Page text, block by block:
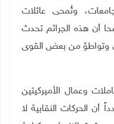
وتُمحى عائلات
أن هذه الجرائم تحدث
وتواطؤ من بعض القوى
وعمال الأميركيتين
أن الحركات النقابية لا